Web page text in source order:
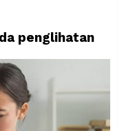
penglihatan